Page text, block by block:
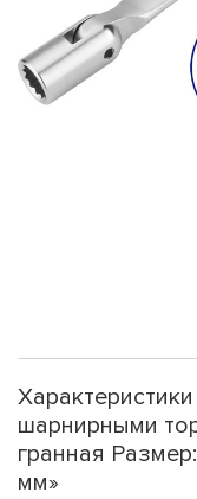
шарнирными
гранная
мм»